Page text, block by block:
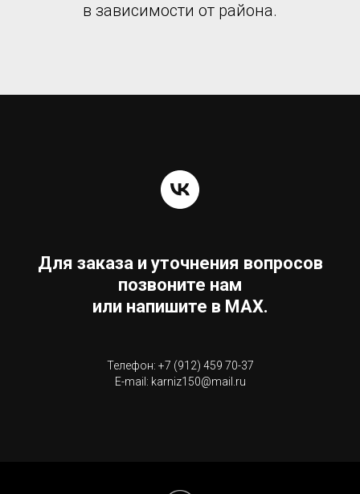
в зависимости от района.
Для заказа и уточнения вопросов
позвоните нам
или напишите в MAX.
Телефон: +7 (912) 459 70-37
E-mail: karniz150@mail.ru